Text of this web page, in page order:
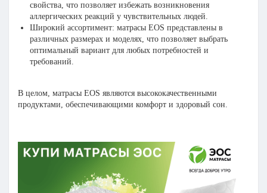
свойства, что позволяет избежать возникновения
аллергических реакций у чувствительных людей.
Широкий ассортимент: матрасы EOS представлены в
различных размерах и моделях, что позволяет выбрать
оптимальный вариант для любых потребностей и
требований.
В целом, матрасы EOS являются высококачественными
продуктами, обеспечивающими комфорт и здоровый сон.